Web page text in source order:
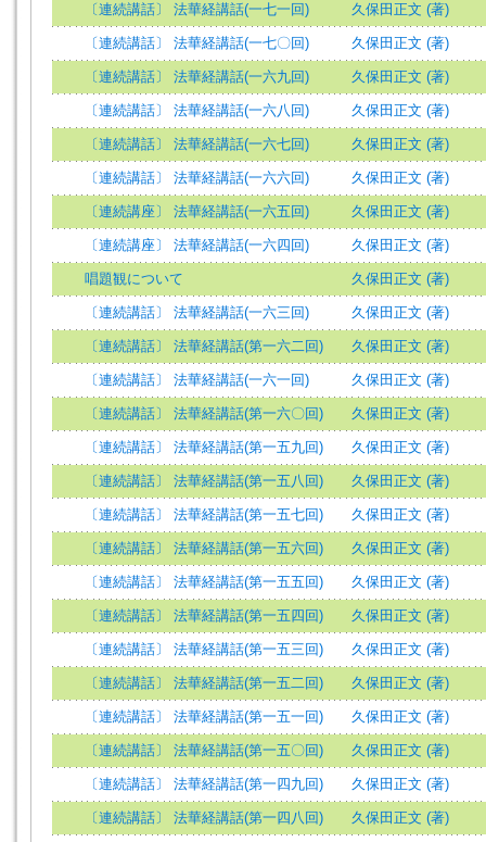
〔連続講話〕 法華経講話(一七一回) 久保田正文 (著)
〔連続講話〕 法華経講話(一七〇回) 久保田正文 (著)
〔連続講話〕 法華経講話(一六九回) 久保田正文 (著)
〔連続講話〕 法華経講話(一六八回) 久保田正文 (著)
〔連続講話〕 法華経講話(一六七回) 久保田正文 (著)
〔連続講話〕 法華経講話(一六六回) 久保田正文 (著)
〔連続講座〕 法華経講話(一六五回) 久保田正文 (著)
〔連続講座〕 法華経講話(一六四回) 久保田正文 (著)
唱題観について 久保田正文 (著)
〔連続講話〕 法華経講話(一六三回) 久保田正文 (著)
〔連続講話〕 法華経講話(第一六二回) 久保田正文 (著)
〔連続講話〕 法華経講話(一六一回) 久保田正文 (著)
〔連続講話〕 法華経講話(第一六〇回) 久保田正文 (著)
〔連続講話〕 法華経講話(第一五九回) 久保田正文 (著)
〔連続講話〕 法華経講話(第一五八回) 久保田正文 (著)
〔連続講話〕 法華経講話(第一五七回) 久保田正文 (著)
〔連続講話〕 法華経講話(第一五六回) 久保田正文 (著)
〔連続講話〕 法華経講話(第一五五回) 久保田正文 (著)
〔連続講話〕 法華経講話(第一五四回) 久保田正文 (著)
〔連続講話〕 法華経講話(第一五三回) 久保田正文 (著)
〔連続講話〕 法華経講話(第一五二回) 久保田正文 (著)
〔連続講話〕 法華経講話(第一五一回) 久保田正文 (著)
〔連続講話〕 法華経講話(第一五〇回) 久保田正文 (著)
〔連続講話〕 法華経講話(第一四九回) 久保田正文 (著)
〔連続講話〕 法華経講話(第一四八回) 久保田正文 (著)